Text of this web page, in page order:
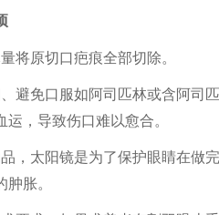
将原切口疤痕全部切除。
避免口服如阿司匹林或含阿司
，导致伤口难以愈合。
，太阳镜是为了保护眼睛在做
胀。